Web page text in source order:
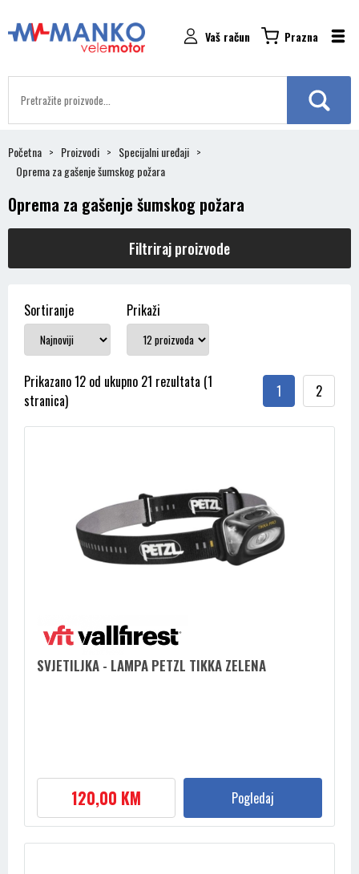
Vaš račun Prazna
Početna Proizvodi
Specijalni uređaji
Oprema za gašenje šumskog požara
Oprema za gašenje šumskog požara
Filtriraj proizvode
Sortiranje Prikaži
Prikazano 12 od ukupno 21 rezultata (1
stranica)
1 2
SVJETILJKA - LAMPA PETZL TIKKA ZELENA
120,00 KM Pogledaj